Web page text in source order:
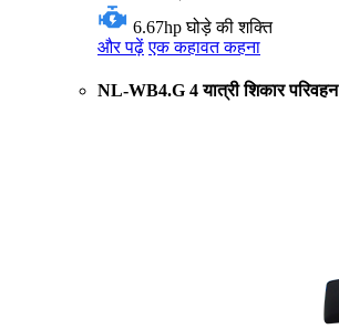
6.67hp घोड़े की शक्ति
और पढ़ें एक कहावत कहना
NL-WB4.G 4 यात्री शिकार परिवहन